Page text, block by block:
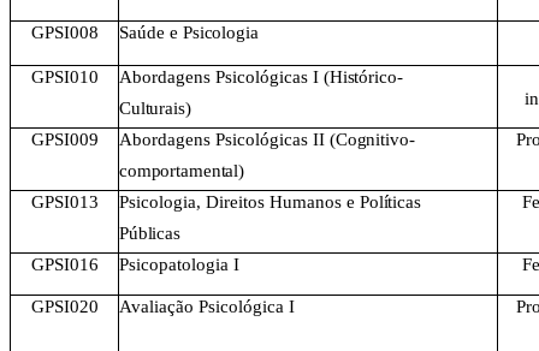
GPSI008 Saúde e Psicologia
GPSI010 Abordagens Psicológicas I (Histórico-
Culturais)
GPSI009 Abordagens Psicológicas II (Cognitivo-
comportamental)
GPSI013 Psicologia, Direitos Humanos e Políticas
Públicas
GPSI016 Psicopatologia I
GPSI020 Avaliação Psicológica I